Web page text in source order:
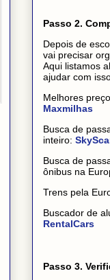
Passo 2.
Depois de
vai precisar
Aqui listamos
ajudar com
Melhores
Maxmilhas
Busca de
inteiro:
Busca de
ônibus na
Trens pela
Buscador de
RentalCars
Passo 3.